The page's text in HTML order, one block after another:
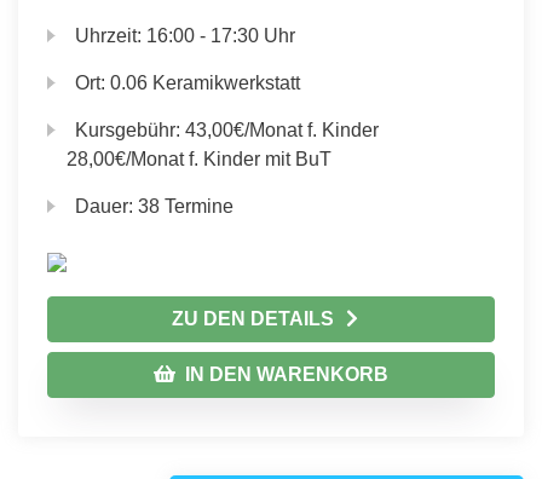
Uhrzeit: 16:00 - 17:30 Uhr
Ort:0.06 Keramikwerkstatt
Kursgebühr:43,00€/Monat f. Kinder
28,00€/Monat f. Kinder mit BuT
Dauer:38 Termine
ZU DEN DETAILS
IN DEN WARENKORB